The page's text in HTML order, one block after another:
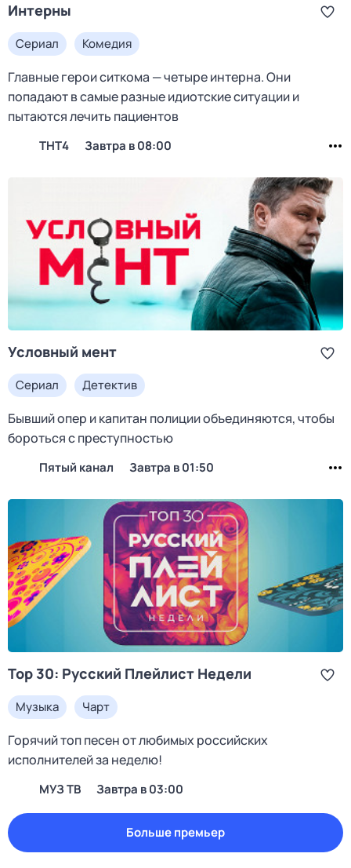
Интерны
Сериал Комедия
Главные герои ситкома — четыре интерна. Они
попадают в самые разные идиотские ситуации и
пытаются лечить пациентов
ТНТ4 Завтра в 08:00
Условный мент
Сериал Детектив
Бывший опер и капитан полиции объединяются, чтобы
бороться с преступностью
Пятый канал Завтра в 01:50
Top 30: Русский Плейлист Недели
Музыка Чарт
Горячий топ песен от любимых российских
исполнителей за неделю!
МУЗ ТВ Завтра в 03:00
Больше премьер